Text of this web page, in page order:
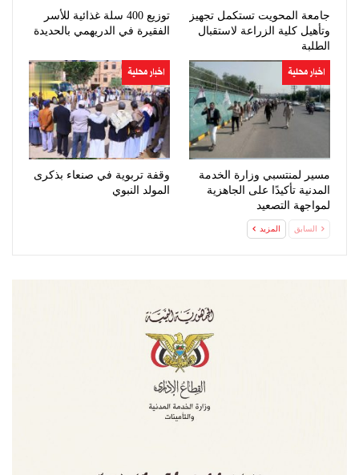
جامعة المحويت تستكمل تجهيز
وتأهيل كلية الزراعة لاستقبال
الطلبة
توزيع 400 سلة غذائية للأسر
الفقيرة في الدريهمي بالحديدة
اخبار محلية
مسير لمنتسبي وزارة الخدمة
المدنية تأكيدًا على الجاهزية
لمواجهة التصعيد
اخبار محلية
وقفة تربوية في صنعاء بذكرى
المولد النبوي
السابق المزيد